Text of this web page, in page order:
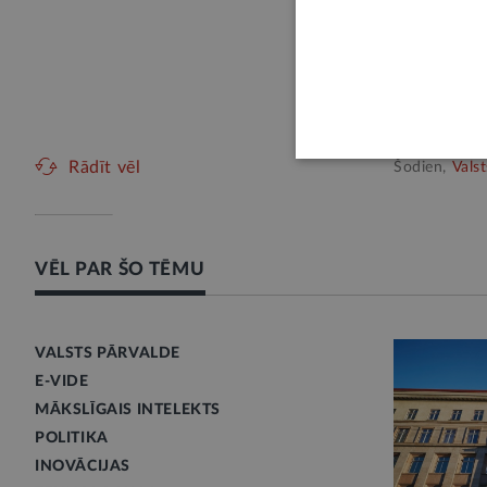
Šodien,
Rādīt vēl
VĒL PAR ŠO TĒMU
VALSTS PĀRVALDE
E-VIDE
MĀKSLĪGAIS INTELEKTS
POLITIKA
INOVĀCIJAS